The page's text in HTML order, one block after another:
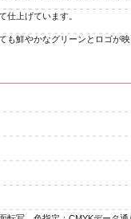
仕上げています。
も鮮やかなグリーンとロゴが映